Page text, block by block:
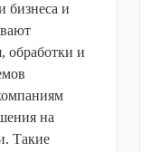
бизнеса и
обработки и
на
Такие